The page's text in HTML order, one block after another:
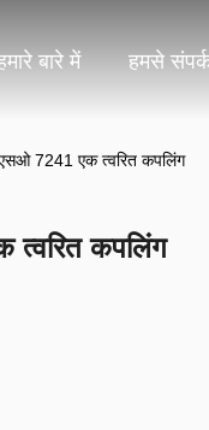
बारे में हमसे
7241 एक त्वरित कपलिंग
कपलिंग